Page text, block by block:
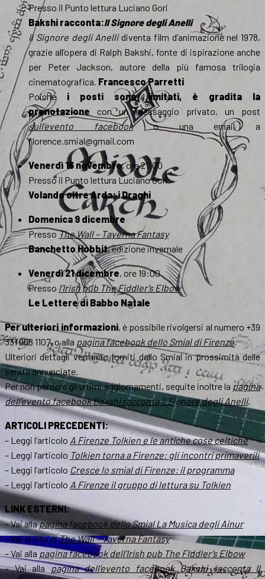
Presso il Punto lettura Luciano Gori
Bakshi racconta:Il Signore degli Anelli
Il Signore degli Anellidiventa film d’animazione nel 1978,
grazie all’opera di Ralph Bakshi, fonte di ispirazione anche
per Peter Jackson, autore della più famosa trilogia
cinematografica. Francesco Parretti
Poiché i posti sono limitati, è gradita la
prenotazione con un messaggio privato, un post
sull’evento facebooko una email a
florence.smial@gmail.com
Venerdì 16 novembre, ore 21:00
Presso il Punto lettura Luciano Gori
Volando oltre Arda: i Draghi
Domenica 9 dicembre
PressoThe Wall – Taverna Fantasy
Banchetto Hobbit, edizione invernale
Venerdì 21 dicembre, ore 19:00
Presso l’Irish pub The Fiddler’s Elbow
Le Lettere di Babbo Natale
Per ulteriori informazioni, è possibile rivolgersi al numero +39
331 968 1107, o alla pagina facebook dello Smial di Firenze.
Ulteriori dettagli verranno forniti dallo Smial in prossimità delle
serate annunciate.
Per non perdere gli ultimi aggiornamenti, seguite inoltre la pagina
dell’evento facebookBakshi racconta Il Signore degli Anelli.
ARTICOLI PRECEDENTI:
– Leggi l’articolo A Firenze Tolkien e le antiche cose celtiche
– Leggi l’articolo Tolkien torna a Firenze: gli incontri primaverili
– Leggi l’articolo Cresce lo smial di Firenze: il programma
– Leggi l’articolo A Firenze il gruppo di lettura su Tolkien
LINK ESTERNI:
– Vai allapagina facebook dello Smial La Musica degli Ainur
– Vai al sito diThe Wall – Taverna Fantasy
– Vai allapagina facebook dell’Irish pub The Fiddler’s Elbow
– Vai alla pagina dell’evento facebookBakshi racconta Il